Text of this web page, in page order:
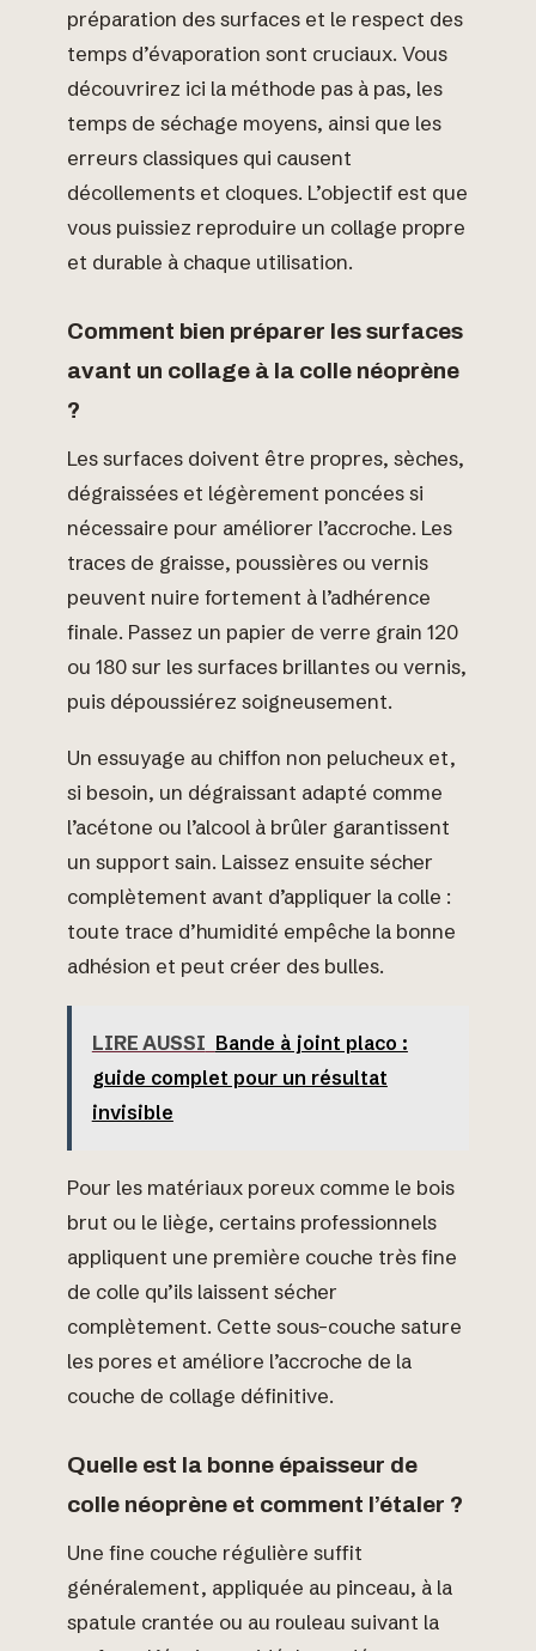
préparation des surfaces et le respect des
temps d’évaporation sont cruciaux. Vous
découvrirez ici la méthode pas à pas, les
temps de séchage moyens, ainsi que les
erreurs classiques qui causent
décollements et cloques. L’objectif est que
vous puissiez reproduire un collage propre
et durable à chaque utilisation.
Comment bien préparer les surfaces
avant un collage à la colle néoprène
?
Les surfaces doivent être propres, sèches,
dégraissées et légèrement poncées si
nécessaire pour améliorer l’accroche. Les
traces de graisse, poussières ou vernis
peuvent nuire fortement à l’adhérence
finale. Passez un papier de verre grain 120
ou 180 sur les surfaces brillantes ou vernis,
puis dépoussiérez soigneusement.
Un essuyage au chiffon non pelucheux et,
si besoin, un dégraissant adapté comme
l’acétone ou l’alcool à brûler garantissent
un support sain. Laissez ensuite sécher
complètement avant d’appliquer la colle :
toute trace d’humidité empêche la bonne
adhésion et peut créer des bulles.
LIRE AUSSI Bande à joint placo :
guide complet pour un résultat
invisible
Pour les matériaux poreux comme le bois
brut ou le liège, certains professionnels
appliquent une première couche très fine
de colle qu’ils laissent sécher
complètement. Cette sous-couche sature
les pores et améliore l’accroche de la
couche de collage définitive.
Quelle est la bonne épaisseur de
colle néoprène et comment l’étaler ?
Une fine couche régulière suffit
généralement, appliquée au pinceau, à la
spatule crantée ou au rouleau suivant la